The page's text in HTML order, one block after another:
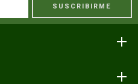
SUSCRIBIRME